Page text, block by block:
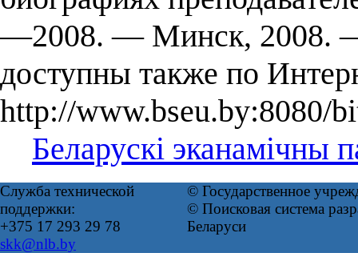
—2008. ― Минск, 2008.
доступны также по
http://www.bseu.by:8080/
Беларускі эканамічны
Служба технической
поддержки:
+375 17 293 29 78
skk@nlb.by
© Государственное
© Поисковая система
Беларуси